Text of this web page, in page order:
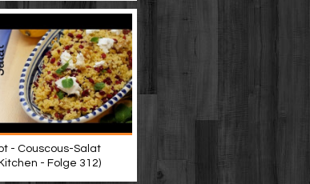
- Couscous-Salat
- Folge 312)